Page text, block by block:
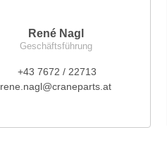
René Nagl
Geschäftsführung
+43 7672 / 22713
rene.nagl@craneparts.at